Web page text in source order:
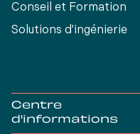
Conseil et Formation
Solutions d'ingénierie
Centre
d'informations